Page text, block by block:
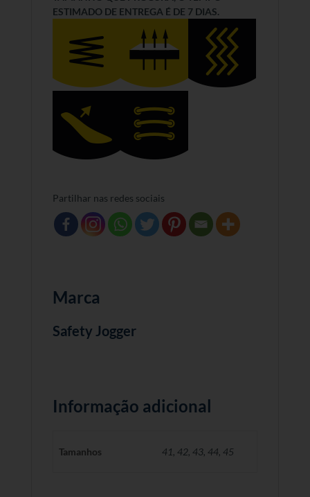
ESTIMADO DE ENTREGA É DE 7 DIAS.
Partilhar nas redes sociais
Marca
Safety Jogger
Informação adicional
Tamanhos 41, 42, 43, 44, 45